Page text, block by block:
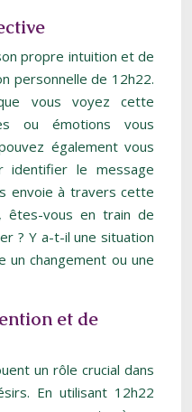
propre intuition et de
personnelle de 12h22.
vous voyez cette
ou émotions vous
également vous
identifier le message
envoie à travers cette
êtes-vous en train de
? Y a-t-il une situation
un changement ou une
et de
un rôle crucial dans
En utilisant 12h22